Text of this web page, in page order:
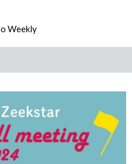
Weekly